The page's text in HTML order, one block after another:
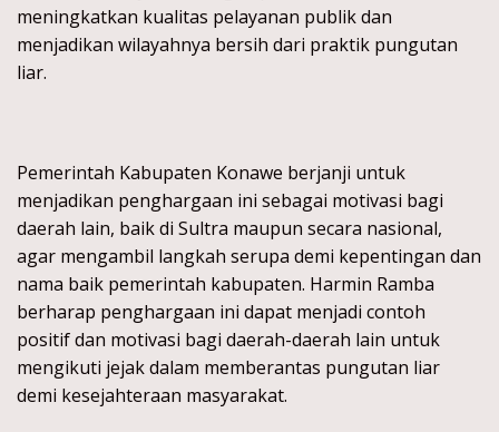
meningkatkan kualitas pelayanan publik dan
menjadikan wilayahnya bersih dari praktik pungutan
liar.
Pemerintah Kabupaten Konawe berjanji untuk
menjadikan penghargaan ini sebagai motivasi bagi
daerah lain, baik di Sultra maupun secara nasional,
agar mengambil langkah serupa demi kepentingan dan
nama baik pemerintah kabupaten. Harmin Ramba
berharap penghargaan ini dapat menjadi contoh
positif dan motivasi bagi daerah-daerah lain untuk
mengikuti jejak dalam memberantas pungutan liar
demi kesejahteraan masyarakat.